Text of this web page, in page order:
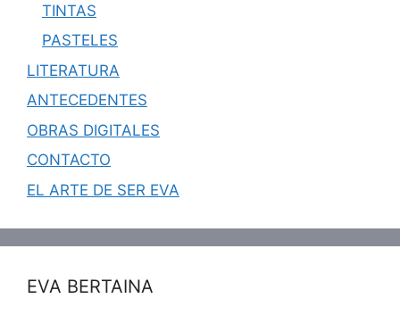
TINTAS
PASTELES
LITERATURA
ANTECEDENTES
OBRAS DIGITALES
CONTACTO
EL ARTE DE SER EVA
EVA BERTAINA